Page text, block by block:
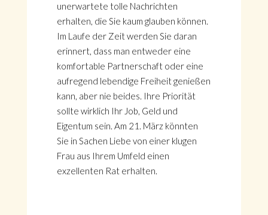
unerwartete tolle Nachrichten
erhalten, die Sie kaum glauben können.
Im Laufe der Zeit werden Sie daran
erinnert, dass man entweder eine
komfortable Partnerschaft oder eine
aufregend lebendige Freiheit genießen
kann, aber nie beides. Ihre Priorität
sollte wirklich Ihr Job, Geld und
Eigentum sein. Am 21. März könnten
Sie in Sachen Liebe von einer klugen
Frau aus Ihrem Umfeld einen
exzellenten Rat erhalten.